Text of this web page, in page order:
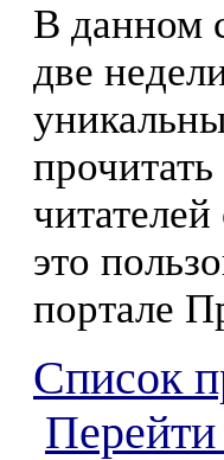
В данном
две
это
портале
Список
Перейти